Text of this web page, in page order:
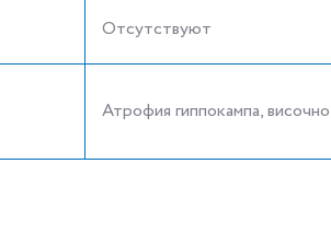
Отсутствуют
Атрофия гиппокампа,